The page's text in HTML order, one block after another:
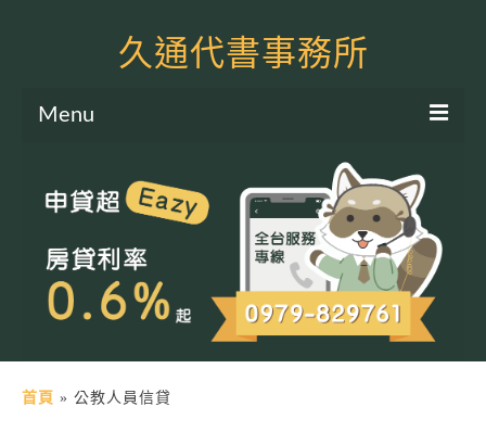
久通代書事務所
Menu
土地二胎申貸
房屋二胎申貸
軍公教貸款
土地貸款
首頁 » 公教人員信貸